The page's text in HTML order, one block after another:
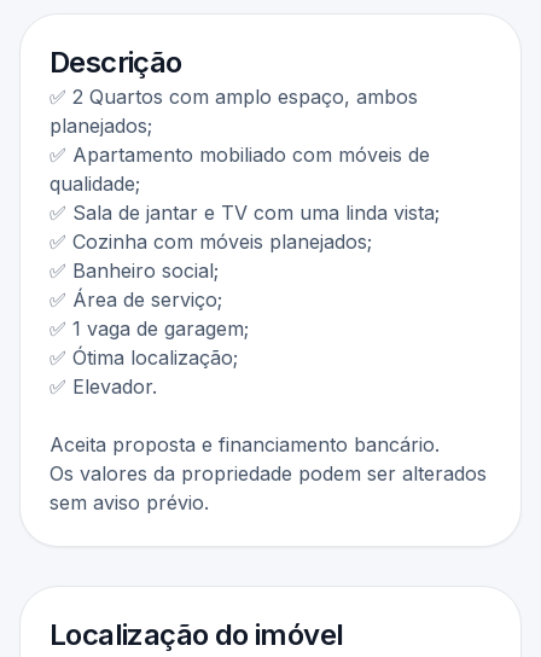
Descrição
✅ 2 Quartos com amplo espaço, ambos
planejados;
✅ Apartamento mobiliado com móveis de
qualidade;
✅ Sala de jantar e TV com uma linda vista;
✅ Cozinha com móveis planejados;
✅ Banheiro social;
✅ Área de serviço;
✅ 1 vaga de garagem;
✅ Ótima localização;
✅ Elevador.
Aceita proposta e financiamento bancário.
Os valores da propriedade podem ser alterados
sem aviso prévio.
Localização do imóvel